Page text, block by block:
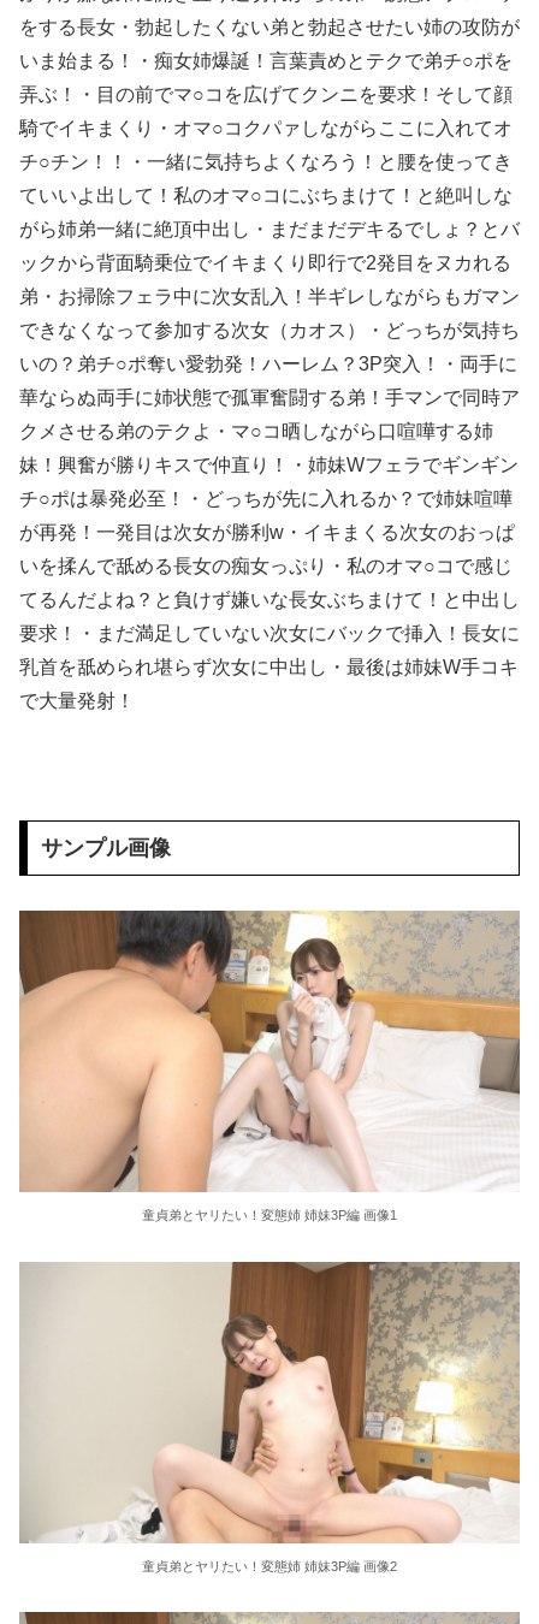
ナイトクラブには露出狂が多いのかお○ぱい出し過ぎですよねｗｗｗ
【驚愕】1回1時間程度のsexで20～30回くらい逝きまくる女ｗｗｗｗｗｗｗｗｗｗｗｗｗ
スカートの中が凄いことになってるフリーグラドルTsumu
【ガチ映像】 田舎の村で行われてる ”逆レ●プ祭り” で男に跨って無理矢理チ●コを挿入する女の動画がエ□すぎる…
【画像】 ワイ「アルファードいいなあ。買いに行くか」店員「ほいっ見積もりな！」ワイ「金額おかしくね？」←お前らもそう思うよな？？？？？
【悲報】山里亮太さん、一般人のツイートに反撃開始www
おま〇こ貸してくれる友人の娘たち モノ扱いセックスに憧れる姉妹に中出ししたら惚れられて困った
【ハンターハンター】これくらいの操作系でいい
【ひろゆき他】Xのインフルエンサー達「高市さぁ、為替介入で我々の税金11兆円が消えた訳だけど？？？」←こいつら
【動画】どエッチJKさん、腰ヘコ運動をUPしてしまう。
ナチュラルハイ夏スペシャル 敏感（恥）巨尻羞恥2026 完全版 10人全員SEX 2枚組8時間
久和原せいら 画像502枚【ヌード】
0:31〜 注目箇所｜2016 김준호클래식 비키니예선 - 서리나 선수 비교…
この前見たガンダムみたいなカッコイイ車が忘れられない
【悲報】 味噌ラーメンで行列、出来ない
東大教授「今は織田信長は天才ではなく凡人だったという説が強いがそれは違うと思う」
激しく揺れる小さな胸が愛おしくてたまらない
【ＳＭ・調教】出会い系でエッチした最高のドＭ女
日本政府の突然のビザ厳格化に中国人から批判殺到。「もう鎖国しろ」「あきれてモノ言えない」
松居一代 画像36枚【ヌード】
素人ＡＶ面接 ~ロリ娘にセクシーランジェリーを着せて生中ハメ~
まんチラの誘惑 ~ダチの母ちゃんと~
アラサー喪女の暴走オーガズム
激しめイラマが好き！
をする長女・勃起したくない弟と勃起させたい姉の攻防が
いま始まる！・痴女姉爆誕！言葉責めとテクで弟チ○ポを
弄ぶ！・目の前でマ○コを広げてクンニを要求！そして顔
騎でイキまくり・オマ○コクパァしながらここに入れてオ
チ○チン！！・一緒に気持ちよくなろう！と腰を使ってき
ていいよ出して！私のオマ○コにぶちまけて！と絶叫しな
がら姉弟一緒に絶頂中出し・まだまだデキるでしょ？とバ
ックから背面騎乗位でイキまくり即行で2発目をヌカれる
弟・お掃除フェラ中に次女乱入！半ギレしながらもガマン
できなくなって参加する次女（カオス）・どっちが気持ち
いの？弟チ○ポ奪い愛勃発！ハーレム？3P突入！・両手に
華ならぬ両手に姉状態で孤軍奮闘する弟！手マンで同時ア
クメさせる弟のテクよ・マ○コ晒しながら口喧嘩する姉
妹！興奮が勝りキスで仲直り！・姉妹Wフェラでギンギン
チ○ポは暴発必至！・どっちが先に入れるか？で姉妹喧嘩
が再発！一発目は次女が勝利w・イキまくる次女のおっぱ
いを揉んで舐める長女の痴女っぷり・私のオマ○コで感じ
てるんだよね？と負けず嫌いな長女ぶちまけて！と中出し
要求！・まだ満足していない次女にバックで挿入！長女に
乳首を舐められ堪らず次女に中出し・最後は姉妹W手コキ
で大量発射！
サンプル画像
童貞弟とヤリたい！変態姉 姉妹3P編 画像1
童貞弟とヤリたい！変態姉 姉妹3P編 画像2